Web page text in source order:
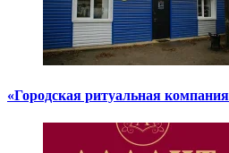
«Городская ритуальная